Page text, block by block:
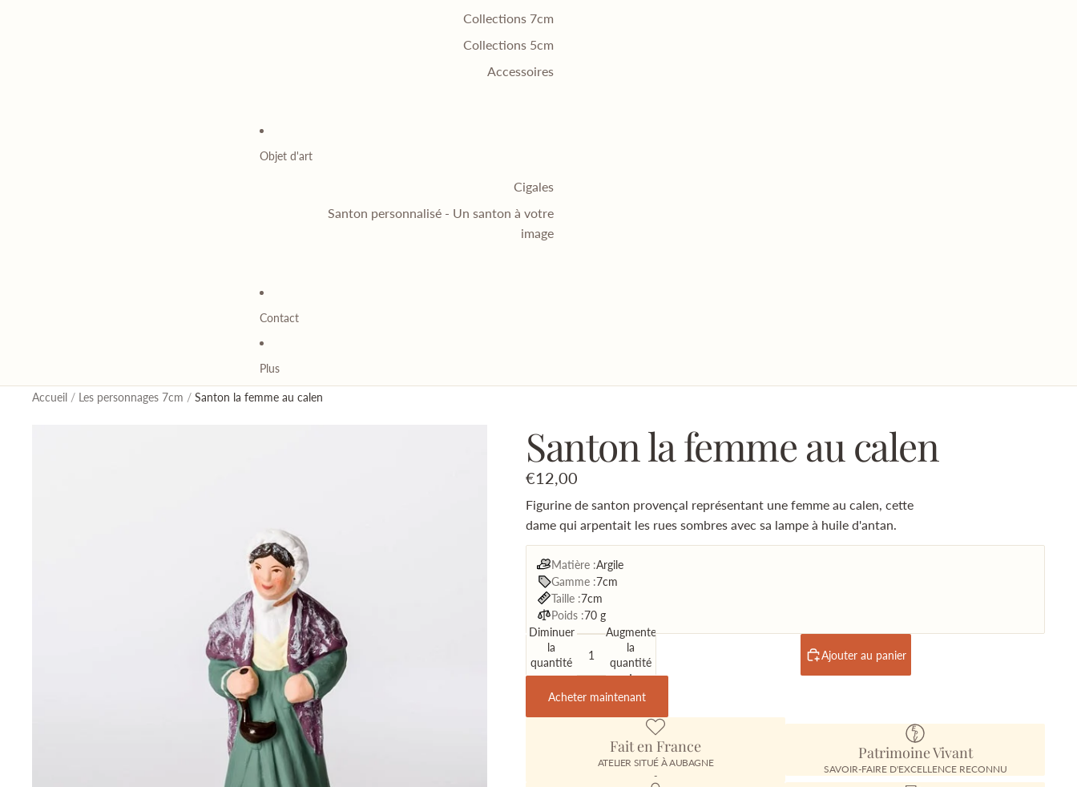
Collections 7cm
Collections 5cm
Accessoires
Objet d'art
Cigales
Santon personnalisé - Un santon à votre
image
Contact
Plus
Accueil / Les personnages 7cm / Santon la femme au calen
Santon la femme au calen
€12,00
Figurine de santon provençal représentant une femme au calen, cette
dame qui arpentait les rues sombres avec sa lampe à huile d'antan.
Matière :Argile
Gamme :7cm
Taille :7cm
Poids :70 g
Diminuer
la
quantité
Augmenter
la
quantité
Ajouter au panier
Acheter maintenant
Fait en France
ATELIER SITUÉ À AUBAGNE
-
Patrimoine Vivant
SAVOIR-FAIRE D'EXCELLENCE RECONNU